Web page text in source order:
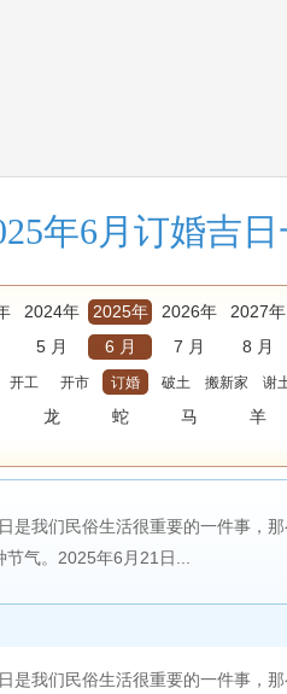
年6月订婚吉
2024年 2025年 2026年 2027年
5 月 6 月 7 月 8 月
开工 开市 订婚 破土 搬新家 谢
龙 蛇 马 羊
是我们民俗生活很重要的一件事，
气。2025年6月21日...
我们民俗生活很重要的一件事，那